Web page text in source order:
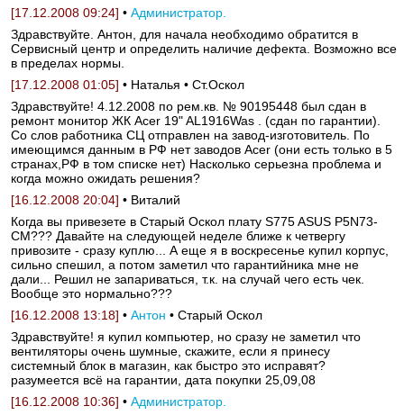
[17.12.2008 09:24] • Администратор.
Здравствуйте. Антон, для начала необходимо обратится в
Сервисный центр и определить наличие дефекта. Возможно все
в пределах нормы.
[17.12.2008 01:05] • Наталья • Ст.Оскол
Здравствуйте! 4.12.2008 по рем.кв. № 90195448 был сдан в
ремонт монитор ЖК Асer 19" AL1916Was . (сдан по гарантии).
Со слов работника СЦ отправлен на завод-изготовитель. По
имеющимся данным в РФ нет заводов Acer (они есть только в 5
странах,РФ в том списке нет) Насколько серьезна проблема и
когда можно ожидать решения?
[16.12.2008 20:04] • Виталий
Когда вы привезете в Старый Оскол плату S775 ASUS P5N73-
CM??? Давайте на следующей неделе ближе к четвергу
привозите - сразу куплю... А еще я в воскресенье купил корпус,
сильно спешил, а потом заметил что гарантийника мне не
дали... Решил не запариваться, т.к. на случай чего есть чек.
Вообще это нормально???
[16.12.2008 13:18] • Антон • Старый Оскол
Здравствуйте! я купил компьютер, но сразу не заметил что
вентиляторы очень шумные, скажите, если я принесу
системный блок в магазин, как быстро это исправят?
разумеется всё на гарантии, дата покупки 25,09,08
[16.12.2008 10:36] • Администратор.